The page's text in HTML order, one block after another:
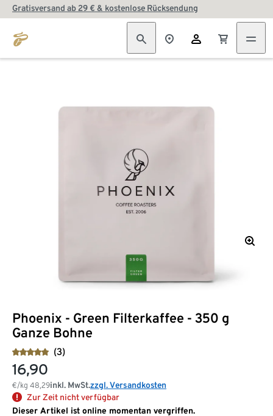
Gratisversand ab 29 € & kostenlose Rücksendung
Phoenix - Green Filterkaffee - 350 g
Ganze Bohne
(3)
16,90
€/kg 48,29inkl. MwSt.zzgl. Versandkosten
Zur Zeit nicht verfügbar
Dieser Artikel ist online momentan vergriffen.